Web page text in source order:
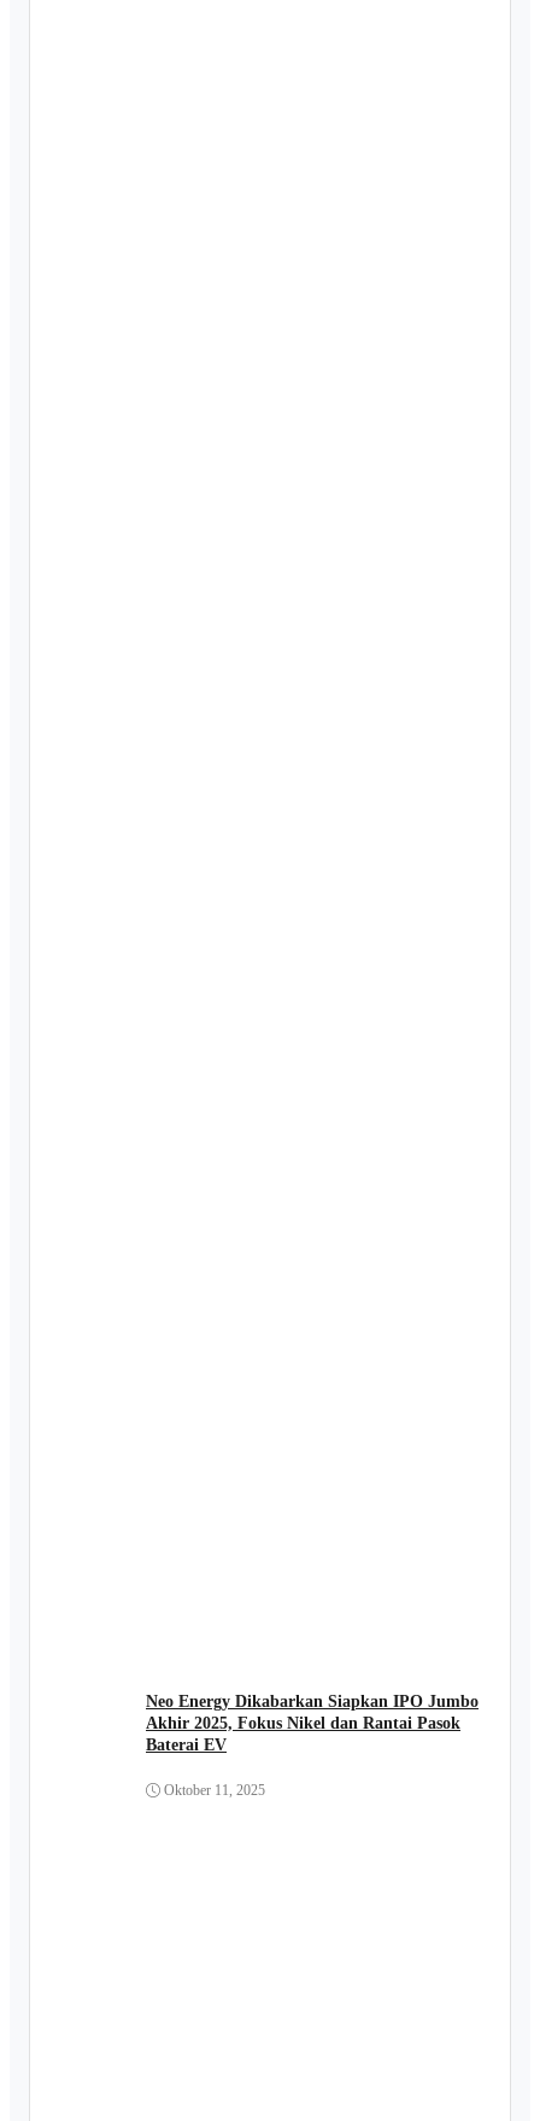
Neo Energy Dikabarkan Siapkan IPO Jumbo
Akhir 2025, Fokus Nikel dan Rantai Pasok
Baterai EV
Oktober 11, 2025